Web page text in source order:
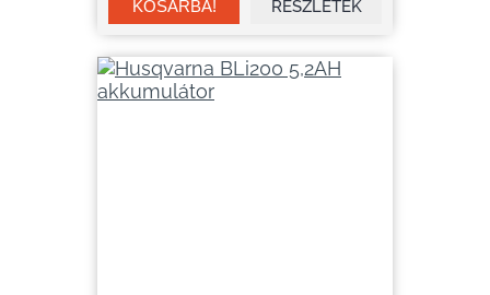
RÉSZLETEK